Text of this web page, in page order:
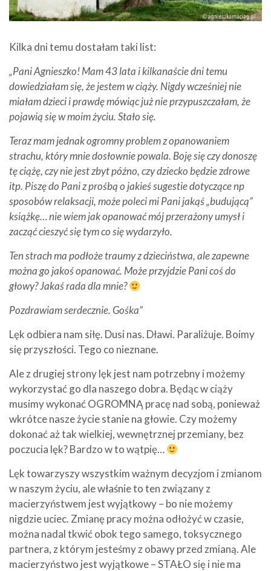
Kilka dni temu dostałam taki list:
„Pani Agnieszko! Mam 43 lata i kilkanaście dni temu
dowiedziałam się, że jestem w ciąży. Nigdy wcześniej nie
miałam dzieci i prawdę mówiąc już nie przypuszczałam, że
pojawią się w moim życiu. Stało się.
Teraz mam jednak ogromny problem z opanowaniem
strachu, który mnie dosłownie powala. Boję się czy donoszę
tę ciążę, czy nie jest zbyt późno, czy dziecko będzie zdrowe
itp. Piszę do Pani z prośbą o jakieś sugestie dotyczące np
sposobów relaksacji, może poleci mi Pani jakąś „budującą”
książkę… nie wiem jak opanować mój przerażony umysł i
zacząć cieszyć się tym co się wydarzyło.
Ten strach ma podłoże traumy z dzieciństwa, ale zapewne
można go jakoś opanować. Może przyjdzie Pani coś do
głowy? Jakaś rada dla mnie?
Pozdrawiam serdecznie. Gośka”
Lęk odbiera nam siłę. Dusi nas. Dławi. Paraliżuje. Boimy
się przyszłości. Tego co nieznane.
Ale z drugiej strony lęk jest nam potrzebny i możemy
wykorzystać go dla naszego dobra. Będąc w ciąży
musimy wykonać OGROMNĄ pracę nad sobą, ponieważ
wkrótce nasze życie stanie na głowie. Czy możemy
dokonać aż tak wielkiej, wewnętrznej przemiany, bez
poczucia lęk? Bardzo w to wątpię…
Lęk towarzyszy wszystkim ważnym decyzjom i zmianom
w naszym życiu, ale właśnie to ten związany z
macierzyństwem jest wyjątkowy – bo nie możemy
nigdzie uciec. Zmianę pracy można odłożyć w czasie,
można nadal tkwić obok tego samego, toksycznego
partnera, z którym jesteśmy z obawy przed zmianą. Ale
macierzyństwo jest wyjątkowe – STAŁO się i nie ma